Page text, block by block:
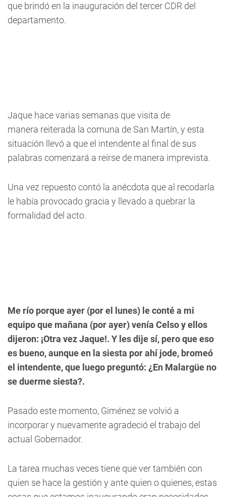
que brindó en la inauguración del tercer CDR del
departamento.
Jaque hace varias semanas que visita de
manera reiterada la comuna de San Martín, y esta
situación llevó a que el intendente al final de sus
palabras comenzará a reírse de manera imprevista.
Una vez repuesto contó la anécdota que al recodarla
le había provocado gracia y llevado a quebrar la
formalidad del acto.
Me río porque ayer (por el lunes) le conté a mi
equipo que mañana (por ayer) venía Celso y ellos
dijeron: ¡Otra vez Jaque!. Y les dije sí, pero que eso
es bueno, aunque en la siesta por ahí jode, bromeó
el intendente, que luego preguntó: ¿En Malargüe no
se duerme siesta?.
Pasado este momento, Giménez se volvió a
incorporar y nuevamente agradeció el trabajo del
actual Gobernador.
La tarea muchas veces tiene que ver también con
quien se hace la gestión y ante quien o quienes, estas